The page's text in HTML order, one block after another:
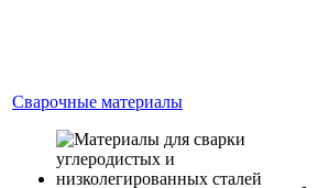
Сварочные материалы